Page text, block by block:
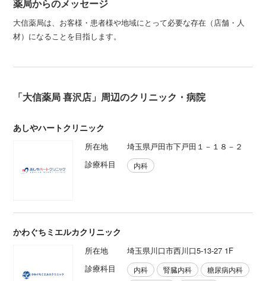
薬局からのメッセージ
大信薬局は、お客様・患者様や地域にとって必要な存在（店舗・人
材）になることを目指します。
「大信薬局 喜沢店」周辺のクリニック・病院
あしやハートクリニック
所在地
埼玉県戸田市下戸田１－１８－２
診療科目
内科
かわぐちミエルカクリニック
所在地
埼玉県川口市西川口5-13-27 1F
診療科目
内科 腎臓内科
糖尿病内科